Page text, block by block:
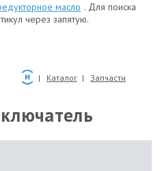
масло . Для поиска
через запятую.
Каталог Запчасти